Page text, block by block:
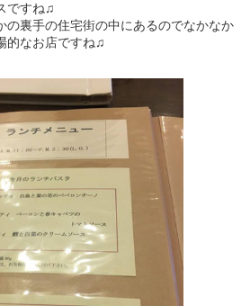
ですね♫
の裏手の住宅街の中にあるのでなかなか
的なお店ですね♫